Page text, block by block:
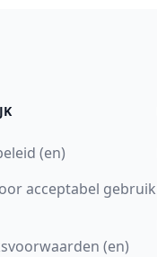
(en)
acceptabel gebruik
(en)